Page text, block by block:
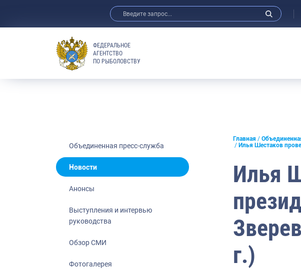
Анонсы
Отраслевые СМИ
Выставки и конференции
Рыбоохрана России
Отрасль в цифрах
Большая африканская экспедиция
ФЕДЕРАЛЬНОЕ
АГЕНТСТВО
ПО РЫБОЛОВСТВУ
Объединенная пресс-служба
Новости
Анонсы
Выступления и интервью
руководства
Обзор СМИ
Фотогалерея
Главная
Илья Шестаков
Илья
г.)